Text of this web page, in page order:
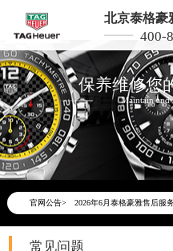
北京泰格豪
400-
保养维修您
Maintain and
官网公告>
2026年6月泰格豪雅北京市
2026年6月北京市泰格豪雅
2026年6月泰格豪雅售后服
常见问题